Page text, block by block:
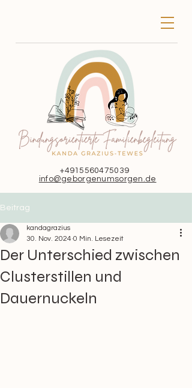
+4915560475039
info@geborgenumsorgen.de
Beitrag
Der Unterschied zwischen
Clusterstillen und
Dauernuckeln
kandagrazius
30. Nov. 2024 0 Min. Lesezeit